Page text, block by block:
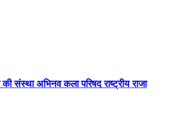
संस्था अभिनव कला परिषद राष्ट्रीय राजा